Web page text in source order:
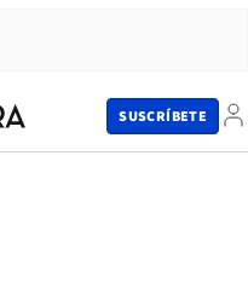
SUSCRÍBETE